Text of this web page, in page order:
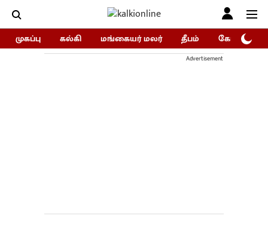
முகப்பு கல்கி மங்கையர் மலர் தீபம் கோகுலம்/
Advertisement